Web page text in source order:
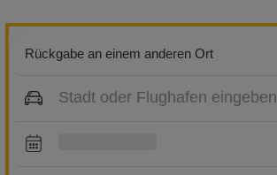
Rückgabe an einem anderen Ort